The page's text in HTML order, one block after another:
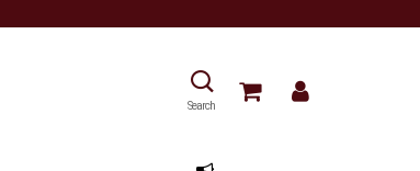
Search